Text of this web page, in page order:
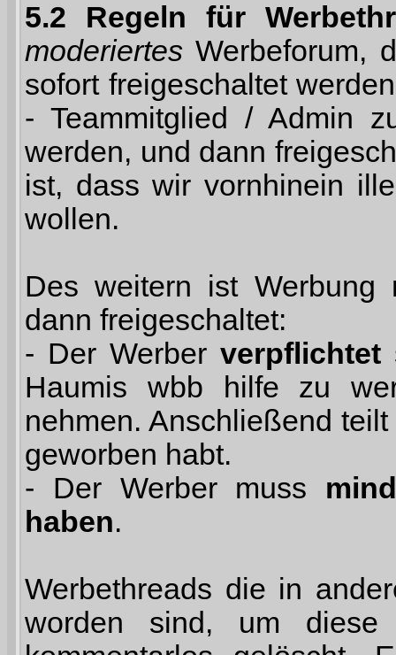
5.2 Regeln für
moderiertes Werbeforum,
sofort freigeschaltet
- Teammitglied / Admin
werden, und dann
ist, dass wir vornhinein
wollen.
Des weitern ist
dann freigeschaltet:
- Der Werber verpflichtet
Haumis wbb hilfe zu
nehmen. Anschließend
geworben habt.
- Der Werber muss
haben.
Werbethreads die in
worden sind, um diese